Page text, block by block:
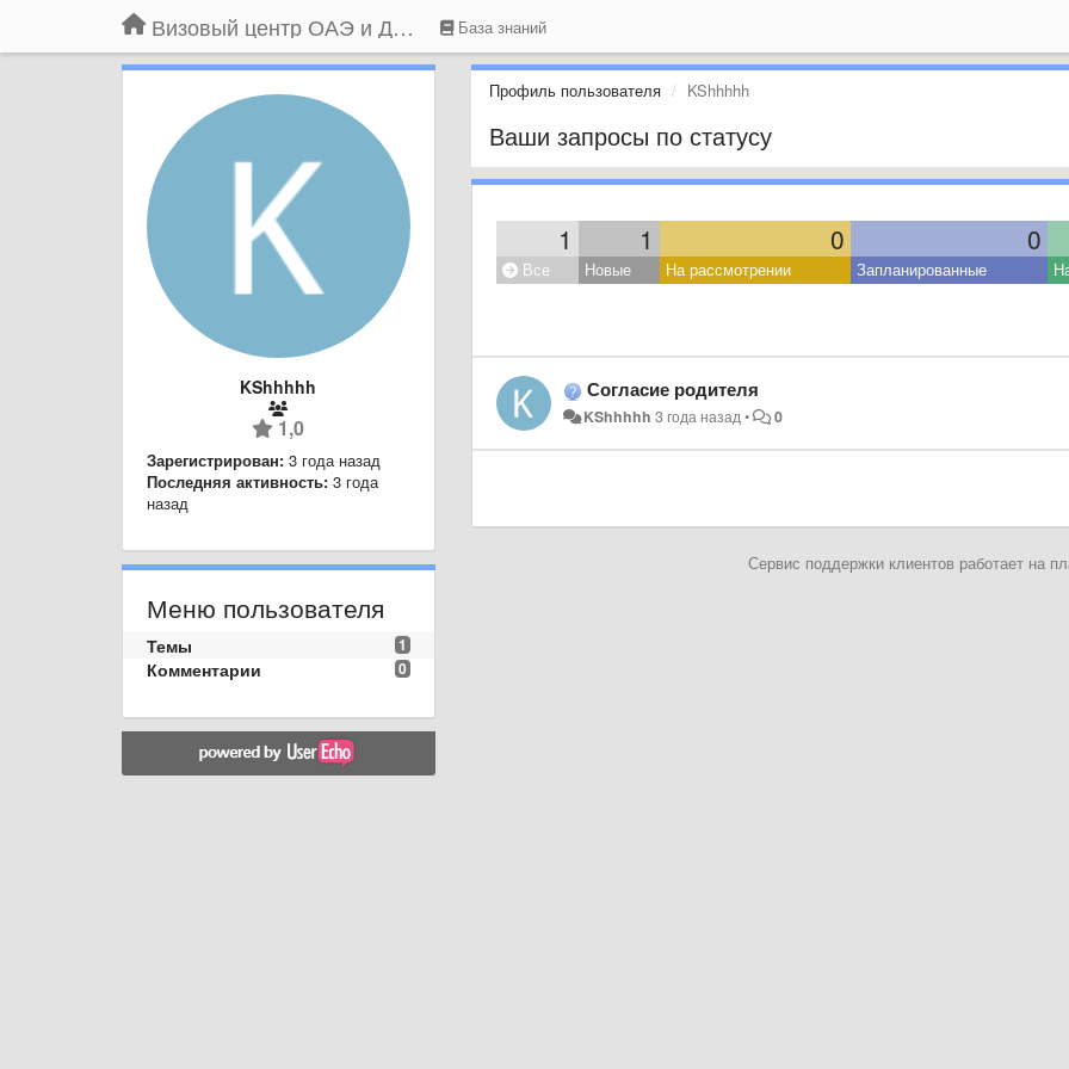
Визовый центр ОАЭ и Дубая База знаний
KShhhhh
1,0
Зарегистрирован: 3 года назад
Последняя активность: 3 года
назад
Меню пользователя
1
Темы
0
Комментарии
Профиль пользователя KShhhhh
Ваши запросы по статусу
1 1 0 0
Все Новые На рассмотрении Запланированные
Согласие родителя
KShhhhh 3 года назад• 0
Сервис поддержки клиентов работает на